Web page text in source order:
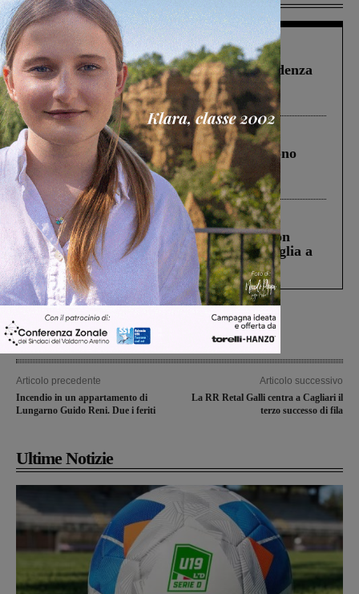
Figline Incisa Valdarno 1 Agosto 2026
Piscina di Figline finanziata oltre la scadenza
Pnrr, il gruppo di Fratelli d’Italia: “Un
ringraziamento al Governo”
Cronaca 4 Agosto 2026
Un anno fa la strage in A1 in cui morirono
Gianni, Giulia e Franco. Lo schianto, il
processo, lo stop ai sorpassi fra tir....
Cronaca 3 Agosto 2026
Scomparso da una struttura di Castiglion
Fiorentino l’uomo che aveva ucciso la figlia a
Levane nel 2020
Articolo precedente
Incendio in un appartamento di
Lungarno Guido Reni. Due i feriti
Articolo successivo
La RR Retal Galli centra a Cagliari il
terzo successo di fila
Ultime Notizie